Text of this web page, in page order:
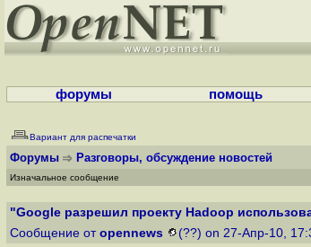
форумы помощь
Вариант для распечатки
Форумы Разговоры, обсуждение новостей
Изначальное сообщение
"Google разрешил проекту Hadoop
Сообщение от opennews (??) on 27-Апр-10,